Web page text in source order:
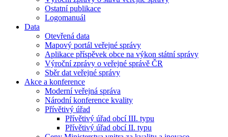
Ostatní publikace
Logomanuál
Data
Otevřená data
Mapový portál veřejné správy
Aplikace příspěvek obce na výkon státní správy
Výroční zprávy o veřejné správě ČR
Sběr dat veřejné správy
Akce a konference
Moderní veřejná správa
Národní konference kvality
Přívětivý úřad
Přívětivý úřad obcí III. typu
Přívětivý úřad obcí II. typu